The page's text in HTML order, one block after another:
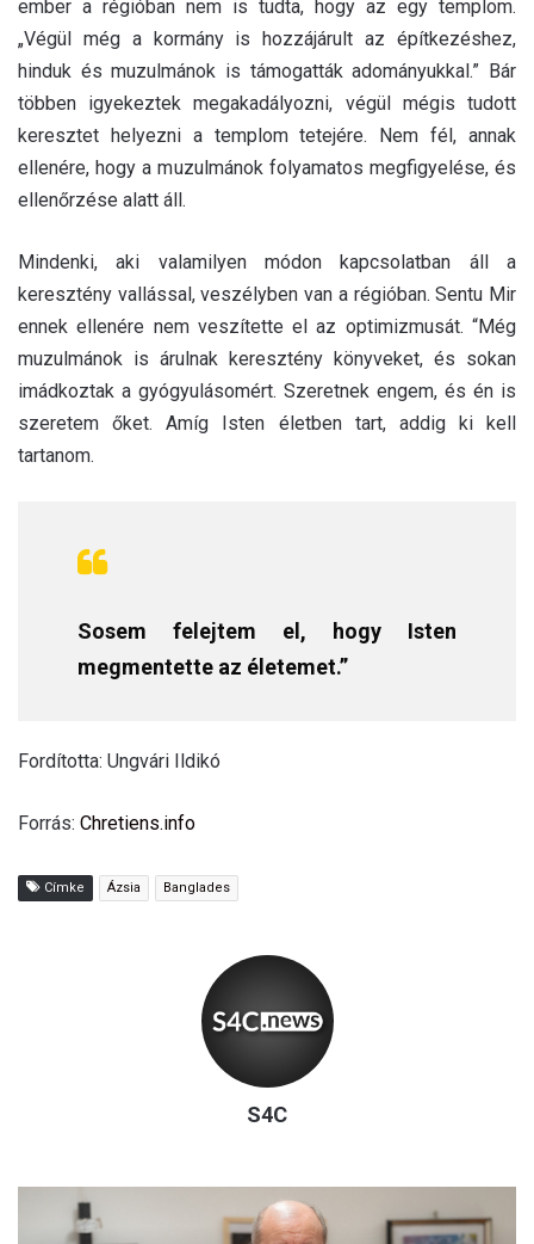
ember a régióban nem is tudta, hogy az egy templom.
„Végül még a kormány is hozzájárult az építkezéshez,
hinduk és muzulmánok is támogatták adományukkal.” Bár
többen igyekeztek megakadályozni, végül mégis tudott
keresztet helyezni a templom tetejére. Nem fél, annak
ellenére, hogy a muzulmánok folyamatos megfigyelése, és
ellenőrzése alatt áll.
Mindenki, aki valamilyen módon kapcsolatban áll a
keresztény vallással, veszélyben van a régióban. Sentu Mir
ennek ellenére nem veszítette el az optimizmusát. “Még
muzulmánok is árulnak keresztény könyveket, és sokan
imádkoztak a gyógyulásomért. Szeretnek engem, és én is
szeretem őket. Amíg Isten életben tart, addig ki kell
tartanom.
Sosem felejtem el, hogy Isten
megmentette az életemet.”
Fordította: Ungvári Ildikó
Forrás: Chretiens.info
Címke Ázsia Banglades
S4C